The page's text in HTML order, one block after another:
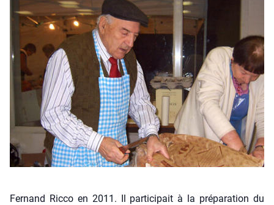
Fernand Ricco en 2011. Il participait à la préparation du